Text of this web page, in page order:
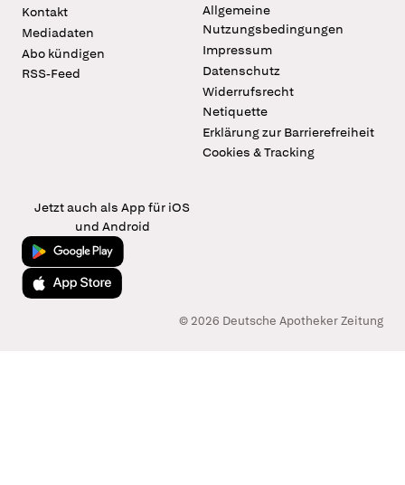
Kontakt
Mediadaten
Abo kündigen
RSS-Feed
Allgemeine
Nutzungsbedingungen
Impressum
Datenschutz
Widerrufsrecht
Netiquette
Erklärung zur Barrierefreiheit
Cookies & Tracking
Jetzt auch als App für iOS
und Android
Jetzt bei Google Play
Laden im App Store
© 2026 Deutsche Apotheker Zeitung